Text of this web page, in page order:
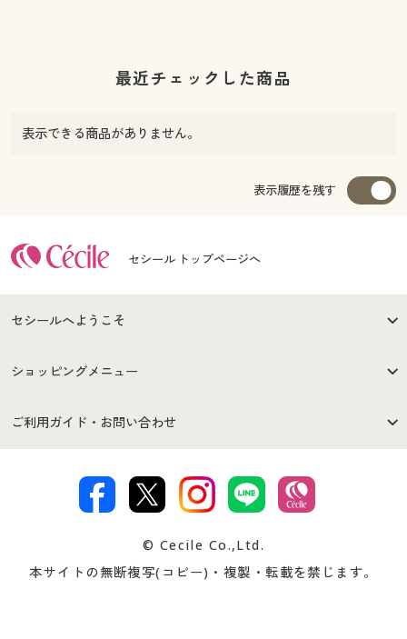
最近チェックした商品
表示できる商品がありません。
表示履歴を残す
セシール トップページへ
セシールへようこそ
はじめての方へ
セシールご利用規約
著作権・商標について 会社案内
ショッピングメニュー
商品カテゴリ
プレゼント＆キャンペーン サイトマップ
ご利用ガイド・お問い合わせ
交換・返品は お支払は
ついて
忘れの場合
© Cecile Co.,Ltd.
本サイトの無断複写(コピー)・複製・転載を禁じます。